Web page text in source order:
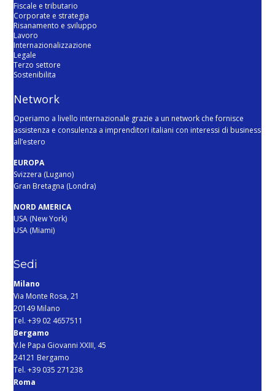
Fiscale e tributario
Corporate e strategia
Risanamento e sviluppo
Lavoro
Internazionalizzazione
Legale
Terzo settore
Sostenibilita
Network
Operiamo a livello internazionale grazie a un network che fornisce
assistenza e consulenza a imprenditori italiani con interessi di business
all’estero
EUROPA
Svizzera (Lugano)
Gran Bretagna (Londra)
NORD AMERICA
USA (New York)
USA (Miami)
Sedi
Milano
Via Monte Rosa, 21
20149 Milano
Tel. +39 02 4657511
Bergamo
V.le Papa Giovanni XXIII, 45
24121 Bergamo
Tel. +39 035 271238
Roma